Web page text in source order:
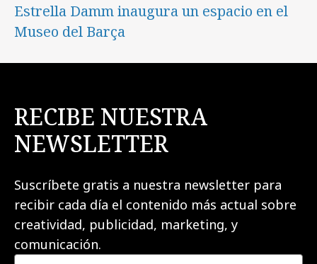
Estrella Damm inaugura un espacio en el
Museo del Barça
RECIBE NUESTRA
NEWSLETTER
Suscríbete gratis a nuestra newsletter para
recibir cada día el contenido más actual sobre
creatividad, publicidad, marketing, y
comunicación.